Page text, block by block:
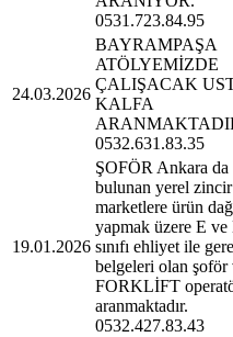
0531.723.84.95
24.03.2026
BAYRAMPAŞA
ATÖLYEMİZDE
ÇALIŞACAK
KALFA
0532.631.83.35
19.01.2026
ŞOFÖR Ankara da
bulunan yerel zincir
marketlere ürün
yapmak üzere E ve
sınıfı ehliyet ile
belgeleri olan şoför
FORKLİFT
aranmaktadır.
0532.427.83.43